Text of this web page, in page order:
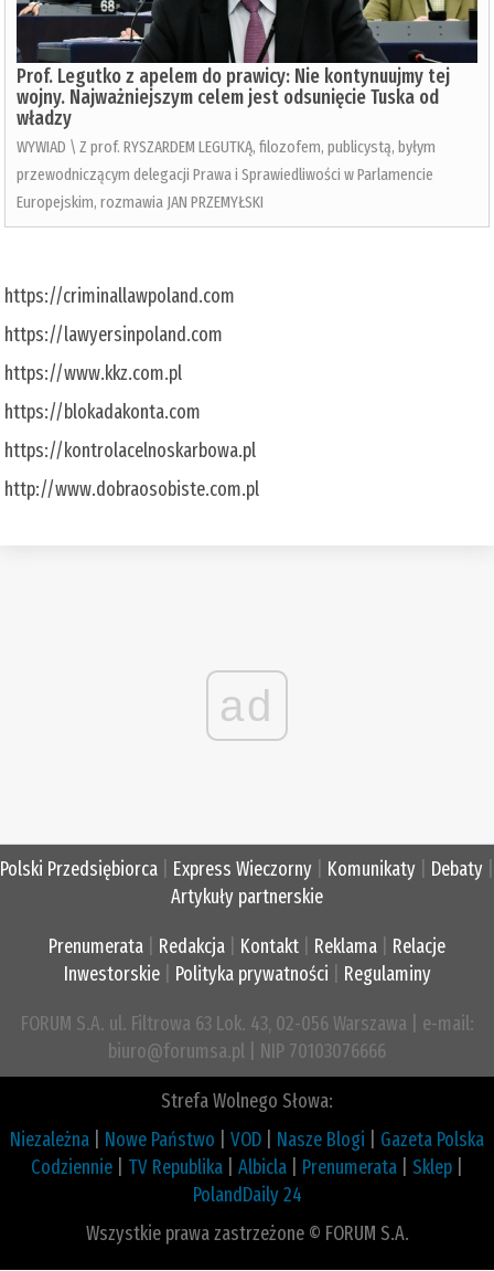
Prof. Legutko z apelem do prawicy: Nie kontynuujmy tej
wojny. Najważniejszym celem jest odsunięcie Tuska od
władzy
WYWIAD \ Z prof. RYSZARDEM LEGUTKĄ, filozofem, publicystą, byłym
przewodniczącym delegacji Prawa i Sprawiedliwości w Parlamencie
Europejskim, rozmawia JAN PRZEMYŁSKI
https://criminallawpoland.com
https://lawyersinpoland.com
https://www.kkz.com.pl
https://blokadakonta.com
https://kontrolacelnoskarbowa.pl
http://www.dobraosobiste.com.pl
ad
Polski Przedsiębiorca Express Wieczorny Komunikaty Debaty
Artykuły partnerskie
Prenumerata Redakcja Kontakt Reklama
Relacje
Inwestorskie| Polityka prywatności Regulaminy
FORUM S.A. ul. Filtrowa 63 Lok. 43, 02-056 Warszawa | e-mail:
biuro@forumsa.pl | NIP 70103076666
Strefa Wolnego Słowa:
Niezależna
Nowe Państwo VOD Nasze Blogi
Gazeta Polska
Codziennie
TV Republika Albicla Prenumerata Sklep
PolandDaily 24
Wszystkie prawa zastrzeżone © FORUM S.A.